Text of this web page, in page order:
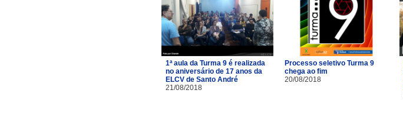
1ª aula da Turma 9 é realizada
no aniversário de 17 anos da
ELCV de Santo André
21/08/2018
Processo seletivo Turma 9
chega ao fim
20/08/2018